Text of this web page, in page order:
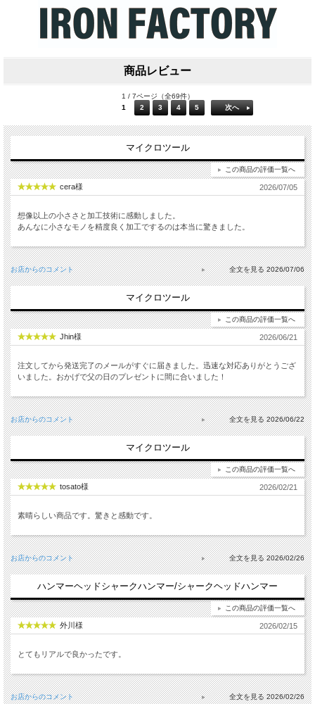
商品レビュー
1 / 7ページ（全69件）
1
2 3 4 5 次へ
マイクロツール
この商品の評価一覧へ
cera様 2026/07/05
想像以上の小ささと加工技術に感動しました。
あんなに小さなモノを精度良く加工でするのは本当に驚きました。
お店からのコメント 2026/07/06
マイクロツール
この商品の評価一覧へ
Jhin様 2026/06/21
注文してから発送完了のメールがすぐに届きました。迅速な対応ありがとうござ
いました。おかげで父の日のプレゼントに間に合いました！
お店からのコメント 2026/06/22
マイクロツール
この商品の評価一覧へ
tosato様 2026/02/21
素晴らしい商品です。驚きと感動です。
お店からのコメント 2026/02/26
ハンマーヘッドシャークハンマー/シャークヘッドハンマー
この商品の評価一覧へ
外川様 2026/02/15
とてもリアルで良かったです。
お店からのコメント 2026/02/26